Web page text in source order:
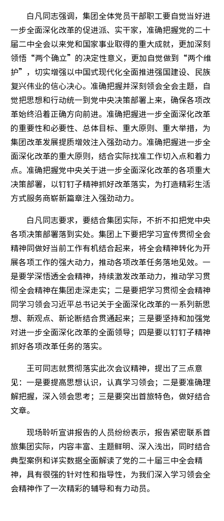
白凡同志强调，集团全体党员干部职工要自觉当好进
一步全面深化改革的促进派、实干家，准确把握党的二十
届二中全会以来党和国家事业取得的重大成就，更加深刻
领悟“两个确立”的决定性意义，更加自觉做到“两个维
护”，切实增强以中国式现代化全面推进强国建设、民族
复兴伟业的信心决心。准确把握并深刻领会全会主题，自
觉把思想和行动统一到党中央决策部署上来，确保各项改
革始终沿着正确方向前进。准确把握进一步全面深化改革
的重要性和必要性、总体目标、重大原则、重大举措，为
集团改革发展提质增效注入强劲动力。准确把握进一步全
面深化改革的重大原则，结合实际找准工作切入点和着力
点。准确把握党中央关于进一步全面深化改革的各项重大
决策部署，以钉钉子精神抓好改革落实，为打造精彩生活
方式服务商崭新篇章注入强劲动力。
白凡同志要求，要结合集团实际，不折不扣把党中央
各项决策部署落到实处。集团上下要把学习宣传贯彻全会
精神同做好当前工作有机结合起来，将全会精神转化为开
展各项工作的强大动力，推动各项改革任务落地见效。一
是要学深悟透全会精神，持续激发改革动力，推动学习贯
彻全会精神在集团走深走实；二是要把学习贯彻全会精神
同学习领会习近平总书记关于全面深化改革的一系列新思
想、新观点、新论断结合贯通起来；三是要坚持和加强党
对进一步全面深化改革的全面领导；四是要以钉钉子精神
抓好各项改革任务的落实。
王可同志就贯彻落实此次会议精神，提出了三点意
见：一是要提高思想认识，认真学习领会；二是要准确理
解把握，深入领会思考；三是要突出首旅特色，做好结合
文章。
现场聆听宣讲报告的人员纷纷表示，报告紧密联系首
旅集团实际，内容丰富、主题鲜明、深入浅出，同时结合
典型案例和详实数据全面解读了党的二十届三中全会精
神，具有很强的针对性和指导性，为我们深入学习领会全
会精神作了一次精彩的辅导和有力动员。